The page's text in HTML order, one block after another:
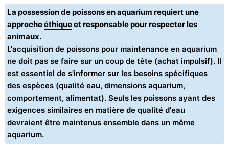
La possession de poissons en aquarium requiert une
approcheéthiqueet responsable pour respecter les
animaux.
L'acquisition de poissons pour maintenance en aquarium
ne doit pas se faire sur un coup de tête (achat impulsif). Il
est essentiel de s'informer sur les besoins spécifiques
des espèces (qualité eau, dimensions aquarium,
comportement, alimentat). Seuls les poissons ayant des
exigences similaires en matière de qualité d'eau
devraient être maintenus ensemble dans un même
aquarium.